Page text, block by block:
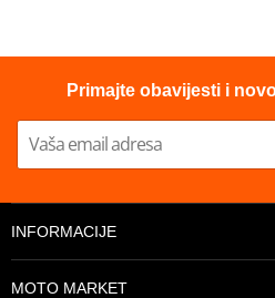
Primajte obavijesti i
INFORMACIJE
MOTO MARKET